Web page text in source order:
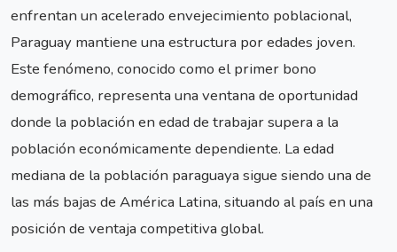
enfrentan un acelerado envejecimiento poblacional,
Paraguay mantiene una estructura por edades joven.
Este fenómeno, conocido como el primer bono
demográfico, representa una ventana de oportunidad
donde la población en edad de trabajar supera a la
población económicamente dependiente. La edad
mediana de la población paraguaya sigue siendo una de
las más bajas de América Latina, situando al país en una
posición de ventaja competitiva global.